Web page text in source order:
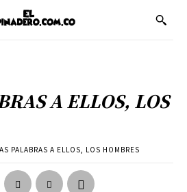
A ELLOS, LOS
PALABRAS A ELLOS, LOS HOMBRES